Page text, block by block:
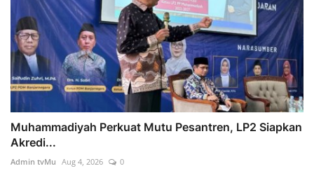
Muhammadiyah Perkuat Mutu Pesantren, LP2 Siapkan
Akredi...
Admin tvMu Aug 4, 2026 0